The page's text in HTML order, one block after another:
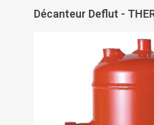
Décanteur Deflut -